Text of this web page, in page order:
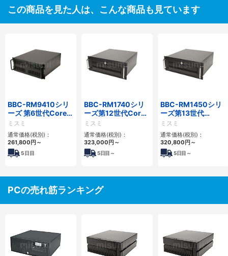
この商品を見た人は、こんな商品も見ています
BBC-RM9410シリ
ーズ 第6世代Core対
応ラックマウント
FAPC 3PCI・3PCIe
ミスミ
通常価格(税別)：
261,800円～
5日目
BBC-RM1740シリ
ーズ第12世代Core
省スペースラックマ
ウントFAPC4PCI・
3PCIe
ミスミ
通常価格(税別)：
323,000円～
5日目～
BBC-RM1450シリ
ーズ第13世代
Core・12世代
Celeron対応ラック
マウント4PCIe
ミスミ
通常価格(税別)：
320,800円～
5日目～
PCの売れ筋ランキング